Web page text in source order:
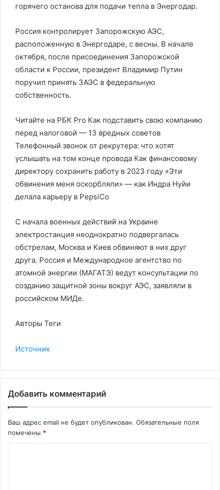
горячего останова для подачи тепла в Энергодар.
Россия контролирует Запорожскую АЭС,
расположенную в Энергодаре, с весны. В начале
октября, после присоединения Запорожской
области к России, президент Владимир Путин
поручил принять ЗАЭС в федеральную
собственность.
Читайте на РБК Pro Как подставить свою компанию
перед налоговой — 13 вредных советов
Телефонный звонок от рекрутера: что хотят
услышать на том конце провода Как финансовому
директору сохранить работу в 2023 году «Эти
обвинения меня оскорбляли» — как Индра Нуйи
делала карьеру в PepsiCo
С начала военных действий на Украине
электростанция неоднократно подвергалась
обстрелам, Москва и Киев обвиняют в них друг
друга. Россия и Международное агентство по
атомной энергии (МАГАТЭ) ведут консультации по
созданию защитной зоны вокруг АЭС, заявляли в
российском МИДе.
Авторы Теги
Источник
Добавить комментарий
Ваш адрес email не будет опубликован. Обязательные поля
помечены *